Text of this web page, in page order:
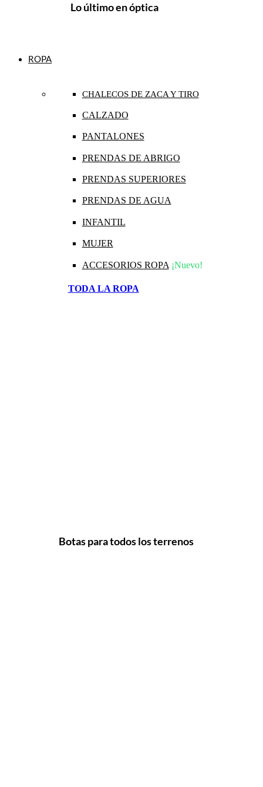
Lo último en óptica
ROPA
CHALECOS DE ZACA Y TIRO
CALZADO
PANTALONES
PRENDAS DE ABRIGO
PRENDAS SUPERIORES
PRENDAS DE AGUA
INFANTIL
MUJER
ACCESORIOS ROPA ¡Nuevo!
TODA LA ROPA
Botas para todos los terrenos